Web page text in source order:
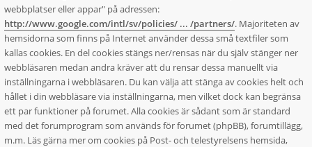
webbplatser eller appar" på adressen:
http://www.google.com/intl/sv/policies/ ... /partners/. Majoriteten av
hemsidorna som finns på Internet använder dessa små textfiler som
kallas cookies. En del cookies stängs ner/rensas när du själv stänger ner
webbläsaren medan andra kräver att du rensar dessa manuellt via
inställningarna i webbläsaren. Du kan välja att stänga av cookies helt och
hållet i din webbläsare via inställningarna, men vilket dock kan begränsa
ett par funktioner på forumet. Alla cookies är sådant som är standard
med det forumprogram som används för forumet (phpBB), forumtillägg,
m.m. Läs gärna mer om cookies på Post- och telestyrelsens hemsida,